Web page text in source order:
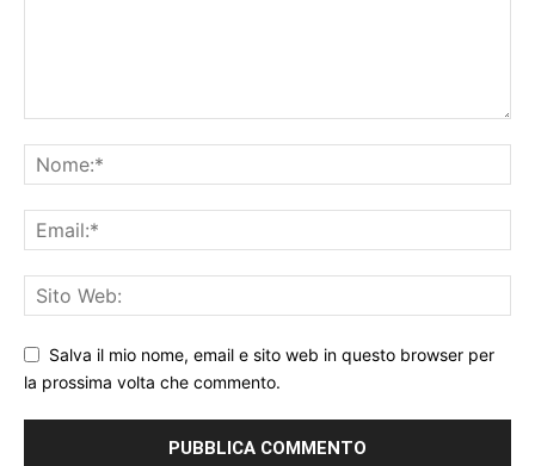
Salva il mio nome, email e sito web in questo browser per
la prossima volta che commento.